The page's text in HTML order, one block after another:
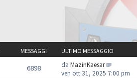
MESSAGGI ULTIMO MESSAGGIO
6898 da MazinKaesar
ven ott 31, 2025 7:00 pm